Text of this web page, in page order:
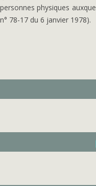
personnes physiques
n° 78-17 du 6 janvier 1978).